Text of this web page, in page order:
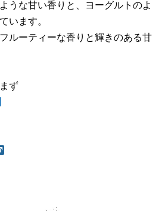
うな甘い香りと、ヨーグルトのよ
います。
ルーティーな香りと輝きのある甘
ず